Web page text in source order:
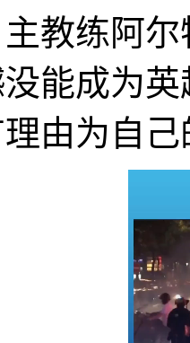
教练阿
能成为
由为自